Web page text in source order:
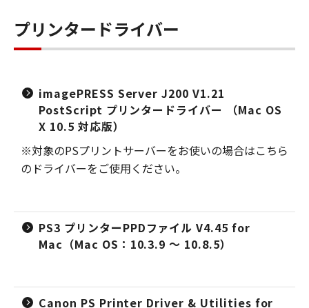
プリンタードライバー
imagePRESS Server J200 V1.21
PostScript プリンタードライバー （Mac OS
X 10.5 対応版）
※対象のPSプリントサーバーをお使いの場合はこちら
のドライバーをご使用ください。
PS3 プリンターPPDファイル V4.45 for
Mac（Mac OS：10.3.9 ～ 10.8.5）
Canon PS Printer Driver & Utilities for